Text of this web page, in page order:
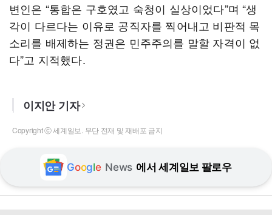
변인은 “통합은 구호였고 숙청이 실상이었다”며 “생
각이 다르다는 이유로 공직자를 찍어내고 비판적 목
소리를 배제하는 정권은 민주주의를 말할 자격이 없
다”고 지적했다.
이지안 기자
Copyright ⓒ 세계일보. 무단 전재 및 재배포 금지
Google News 에서 세계일보 팔로우